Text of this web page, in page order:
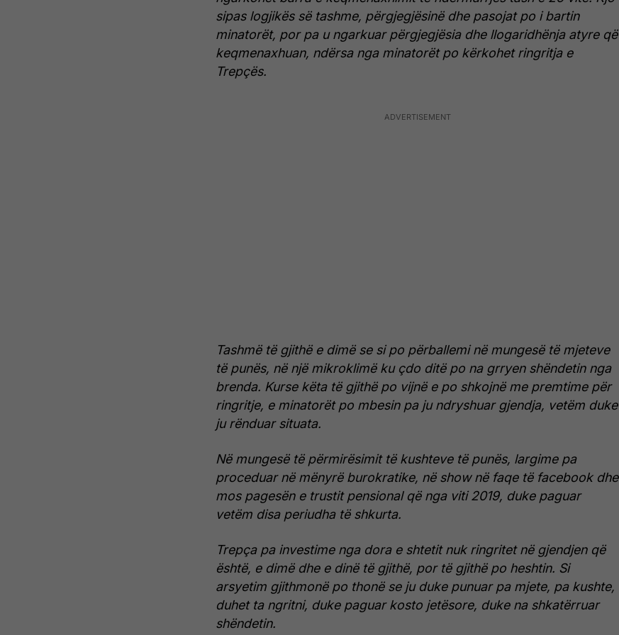
sipas logjikës së tashme, përgjegjësinë dhe pasojat po i bartin
minatorët, por pa u ngarkuar përgjegjësia dhe llogaridhënja atyre që
keqmenaxhuan, ndërsa nga minatorët po kërkohet ringritja e
Trepçës.
Tashmë të gjithë e dimë se si po përballemi në mungesë të mjeteve
të punës, në një mikroklimë ku çdo ditë po na grryen shëndetin nga
brenda. Kurse këta të gjithë po vijnë e po shkojnë me premtime për
ringritje, e minatorët po mbesin pa ju ndryshuar gjendja, vetëm duke
ju rënduar situata.
Në mungesë të përmirësimit të kushteve të punës, largime pa
proceduar në mënyrë burokratike, në show në faqe të facebook dhe
mos pagesën e trustit pensional që nga viti 2019, duke paguar
vetëm disa periudha të shkurta.
Trepça pa investime nga dora e shtetit nuk ringritet në gjendjen që
është, e dimë dhe e dinë të gjithë, por të gjithë po heshtin. Si
arsyetim gjithmonë po thonë se ju duke punuar pa mjete, pa kushte,
duhet ta ngritni, duke paguar kosto jetësore, duke na shkatërruar
shëndetin.